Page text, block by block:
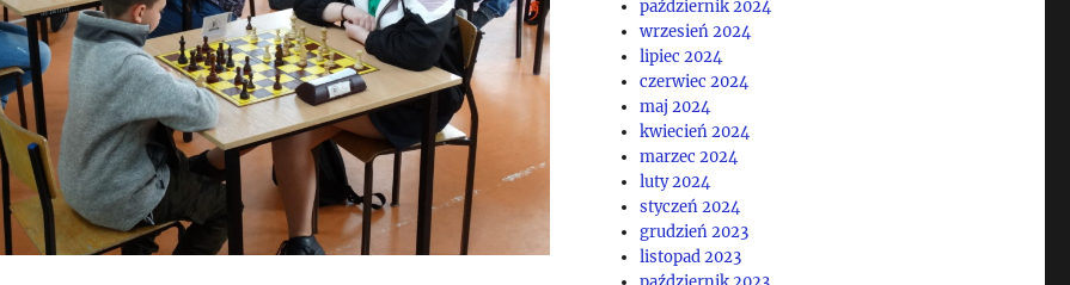
październik 2024
wrzesień 2024
lipiec 2024
czerwiec 2024
maj 2024
kwiecień 2024
marzec 2024
luty 2024
styczeń 2024
grudzień 2023
listopad 2023